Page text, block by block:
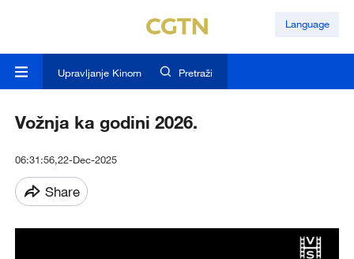
Language
Upravljanje Kinom Pretraži
Vožnja ka godini 2026.
06:31:56,22-Dec-2025
Share